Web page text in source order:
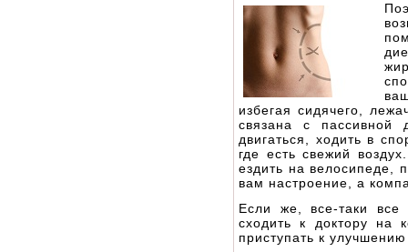
избегая сидячего,
связана с пассивной
двигаться, ходить в
где есть свежий
ездить на велосипеде,
вам настроение, а
Если же, все-таки все
сходить к доктору на
приступать к